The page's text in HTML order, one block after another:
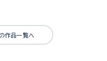
作品一覧へ